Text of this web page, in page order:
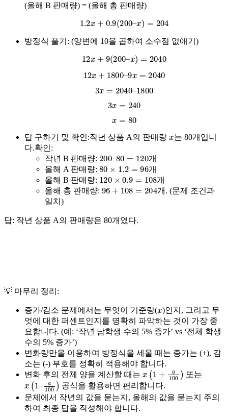
(올해 B 판매량) = (올해 총 판매량)
1.2 + 0.9(200 –x) 204
방정식 풀기: (양변에 10을 곱하여 소수점 없애기)
12 + 9(200 –x)
2040
12 + 1800 –9x =2040
3x 2040– 1800
3x
240
x =80
답 구하기 및 확인:작년 상품 A의 판매량
는 80개입니
다.확인:
작년 B 판매량: 200 –80 120 개
올해 A 판매량: 80 × 1.2 = 96
개
올해 B 판매량: 120 × 0.9= 108
개
올해 총 판매량: 96 + 108= 204
개. (문제 조건과
일치)
답: 작년 상품 A의 판매량은 80개였다.
💡 마무리 정리:
증가/감소 문제에서는 무엇이 기준량( )인지 , 그리고 무
엇에 대한 퍼센트인지 를 명확히 파악하는 것이 가장 중
요합니다. (예: ‘작년 남학생 수의 5% 증가’ vs ‘전체 학생
수의 5% 증가’)
변화량만을 이용하여 방정식을 세울 때는 증가는 (+), 감
소는 (-) 부호를 정확히 적용해야 합니다.
변화 후의 전체 양을 계산할 때는 x 1+ a 100 ) 또는
x(1–
a100
공식을 활용하면 편리합니다.
문제에서 작년의 값을 묻는지, 올해의 값을 묻는지
주의
하여 최종 답을 작성해야 합니다.